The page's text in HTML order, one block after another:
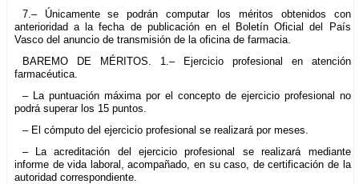
7.– Únicamente se podrán computar los méritos obtenidos con
anterioridad a la fecha de publicación en el Boletín Oficial del País
Vasco del anuncio de transmisión de la oficina de farmacia.
BAREMO DE MÉRITOS. 1.– Ejercicio profesional en atención
farmacéutica.
– La puntuación máxima por el concepto de ejercicio profesional no
podrá superar los 15 puntos.
– El cómputo del ejercicio profesional se realizará por meses.
– La acreditación del ejercicio profesional se realizará mediante
informe de vida laboral, acompañado, en su caso, de certificación de la
autoridad correspondiente.